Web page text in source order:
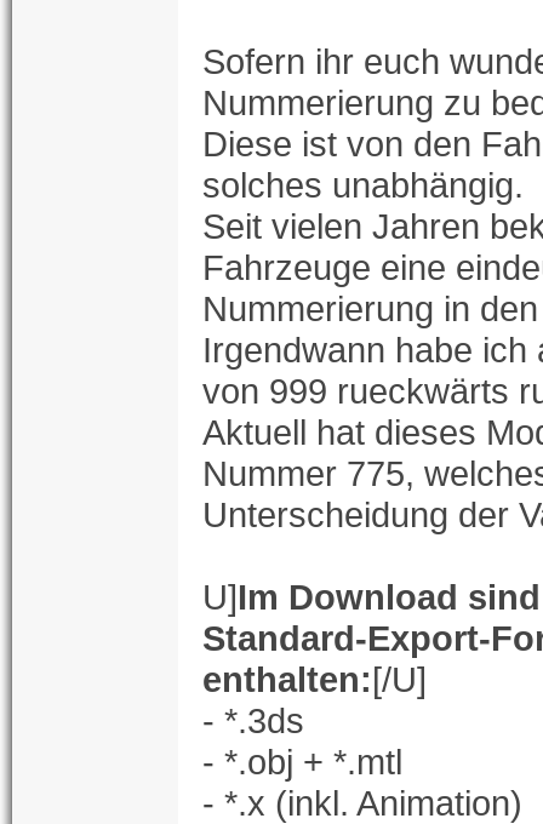
Sofern ihr euch
Nummerierung zu
Diese ist von den
solches unabhängig.
Seit vielen Jahren
Fahrzeuge eine
Nummerierung in
Irgendwann habe ich
von 999 rueckwärts
Aktuell hat dieses
Nummer 775,
Unterscheidung der
U]Im Download
Standard-Export-
enthalten:[/U]
- *.3ds
- *.obj + *.mtl
- *.x (inkl. Animation)